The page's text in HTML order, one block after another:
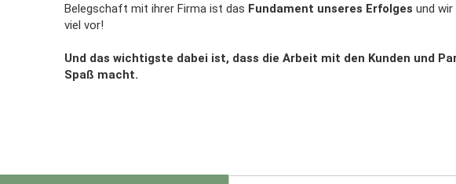
Belegschaft mit ihrer Firma ist das Fundament unseres Erfolges und wir
viel vor!
Und das wichtigste dabei ist, dass die Arbeit mit den Kunden und
Spaß macht.